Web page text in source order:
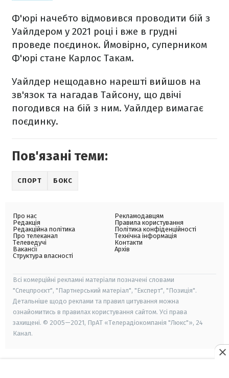
Ф'юрі начебто відмовився проводити бій з
Уайлдером у 2021 році і вже в грудні
проведе поєдинок. Ймовірно, суперником
Ф'юрі стане Карлос Такам.
Уайлдер нещодавно нарешті вийшов на
зв'язок та нагадав Тайсону, що двічі
погодився на бій з ним. Уайлдер вимагає
поєдинку.
Пов'язані теми:
СПОРТ БОКС
Про нас
Редакція
Редакційна політика
Про телеканал
Телеведучі
Вакансії
Структура власності
Рекламодавцям
Правила користування
Політика конфіденційності
Технічна інформація
Контакти
Архів
Всі комерційні рекламні матеріали позначені словами
"Спецпроєкт", "Партнерський матеріал", "Експерт", "Позиція".
Детальніше щодо реклами та правил цитування можна
ознайомитись в правилах користування сайтом. Усі права
захищені. © 2005—2021, ПрАТ «Телерадіокомпанія "Люкс"», 24
Канал.